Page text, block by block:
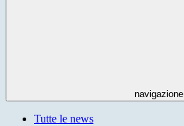
navigazione
Tutte le news